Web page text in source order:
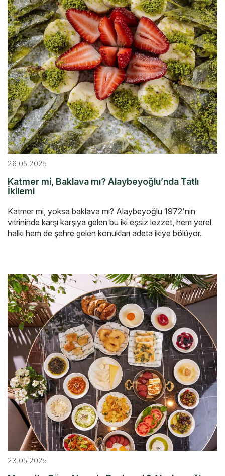
26.05.2025
Katmer mi, Baklava mı? Alaybeyoğlu’nda Tatlı
İkilemi
Katmer mi, yoksa baklava mı? Alaybeyoğlu 1972'nin
vitrininde karşı karşıya gelen bu iki eşsiz lezzet, hem yerel
halkı hem de şehre gelen konukları adeta ikiye bölüyor.
23.05.2025